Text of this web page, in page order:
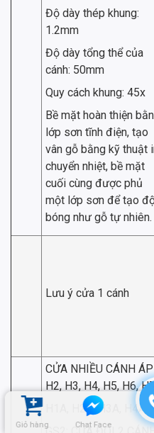
Giỏ hàng Chat Face
Độ dày thép khung:
1.2mm
Độ dày tổng thể của
cánh: 50mm
Quy cách khung: 45x
Bề mặt hoàn thiện
lớp sơn tĩnh điện, tạo
vân gỗ bằng kỹ thuật
chuyển nhiệt, bề mặt
cuối cùng được phủ
một lớp sơn để tạo
bóng như gỗ tự nhiên.
Lưu ý cửa 1 cánh
CỬA NHIỀU CÁNH
H2, H3, H4, H5, H6,
H1A, H2A, H3A, H4A,